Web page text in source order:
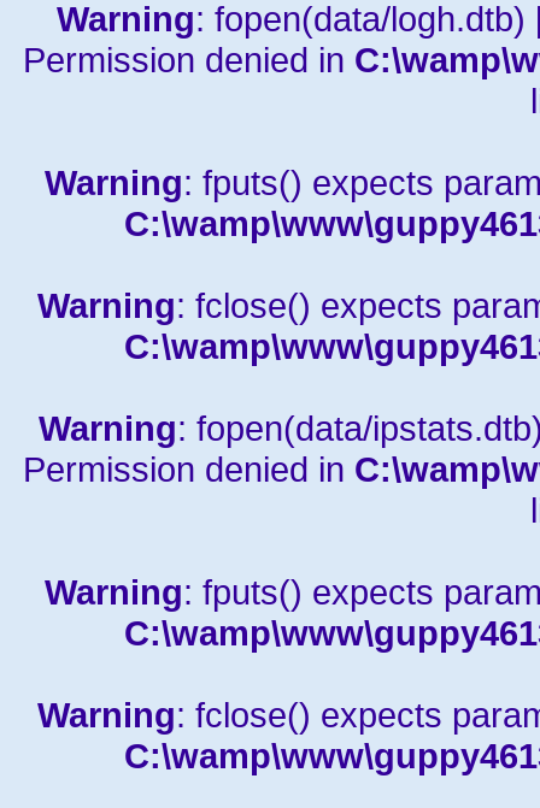
Warning: fopen(data/logh.dtb)
Permission denied in
Warning: fputs() expects
Warning: fclose() expects
Warning: fopen(data/
Permission denied in
Warning: fputs() expects
Warning: fclose() expects